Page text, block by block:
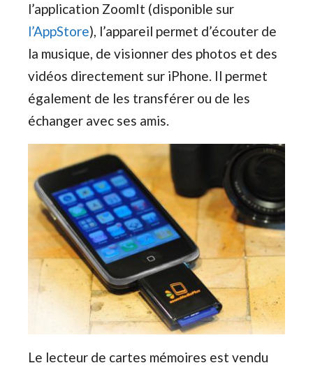
l’application ZoomIt (disponible sur
l’AppStore), l’appareil permet d’écouter de
la musique, de visionner des photos et des
vidéos directement sur iPhone. Il permet
également de les transférer ou de les
échanger avec ses amis.
Le lecteur de cartes mémoires est vendu